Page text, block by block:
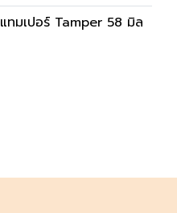
ทมเปอร์ Tamper 58 มิล